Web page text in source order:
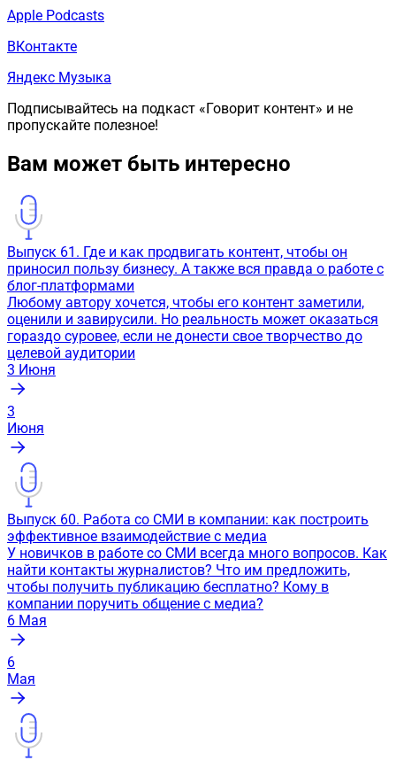
Apple Podcasts
ВКонтакте
Яндекс Музыка
Подписывайтесь на подкаст «Говорит контент» и не
пропускайте полезное!
Вам может быть интересно
Выпуск 61. Где и как продвигать контент, чтобы он
приносил пользу бизнесу. А также вся правда о работе с
блог-платформами
Любому автору хочется, чтобы его контент заметили,
оценили и завирусили. Но реальность может оказаться
гораздо суровее, если не донести свое творчество до
целевой аудитории
3 Июня
3
Июня
Выпуск 60. Работа со СМИ в компании: как построить
эффективное взаимодействие с медиа
У новичков в работе со СМИ всегда много вопросов. Как
найти контакты журналистов? Что им предложить,
чтобы получить публикацию бесплатно? Кому в
компании поручить общение с медиа?
6 Мая
6
Мая